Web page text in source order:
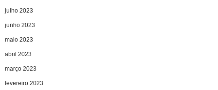
julho 2023
junho 2023
maio 2023
abril 2023
março 2023
fevereiro 2023